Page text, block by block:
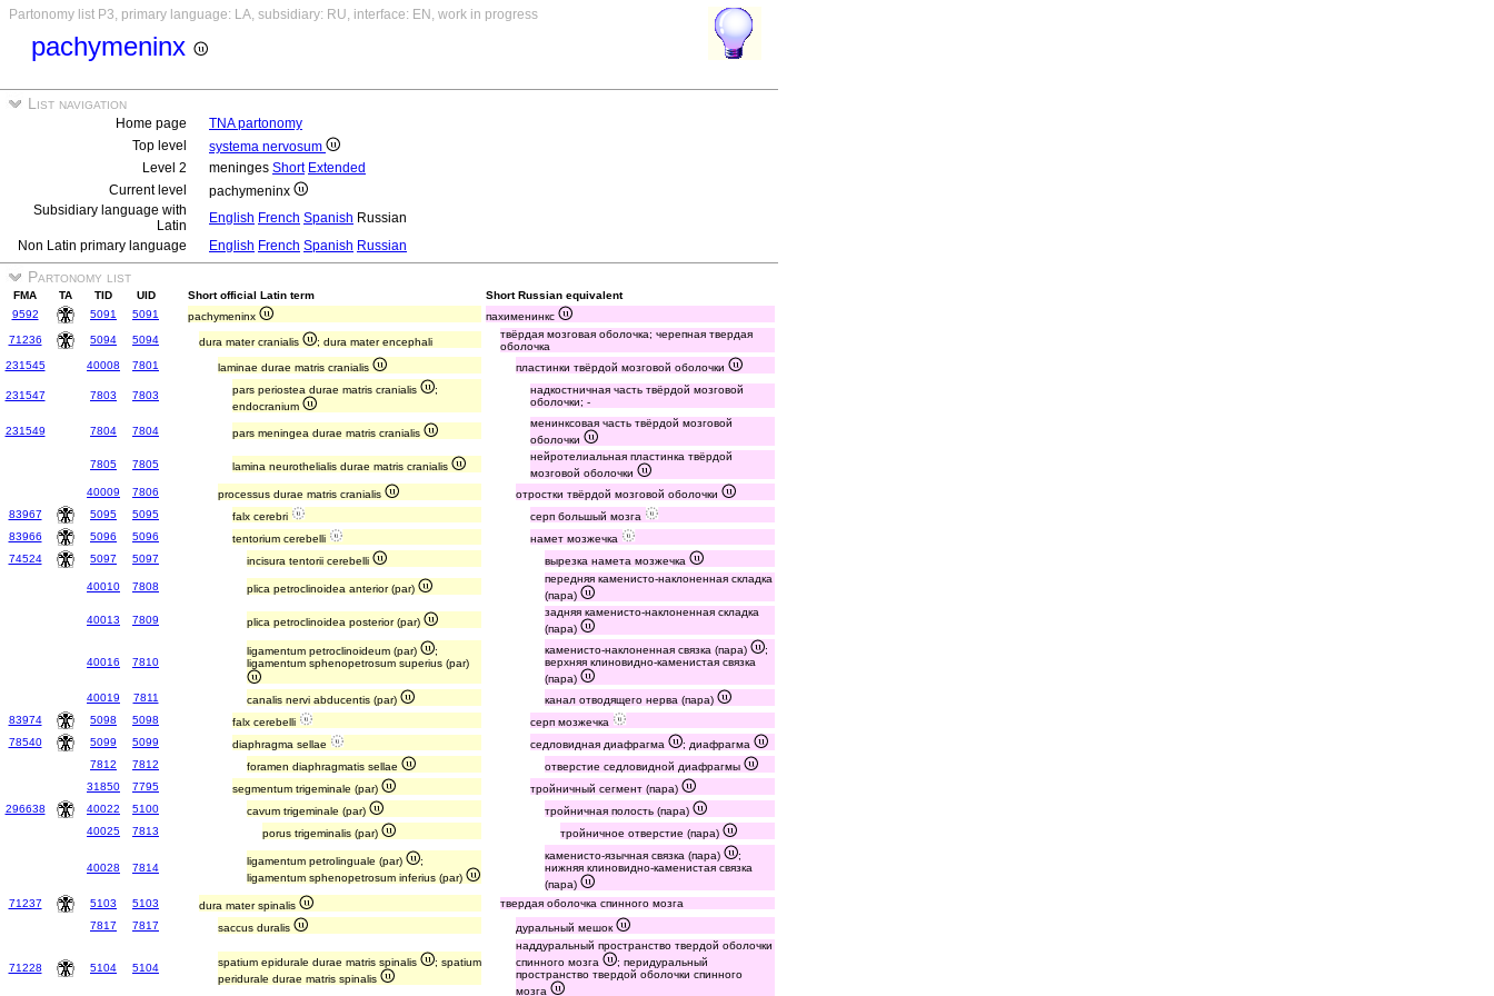
Partonomy list P3, primary language: LA, subsidiary: RU, interface: EN, work in progress
pachymeninx
List navigation
Home page
TNA partonomy
Top level
systema nervosum
Level 2
meninges Short Extended
Current level
pachymeninx
Subsidiary language with
Latin
English French Spanish Russian
Non Latin primary language
English French Spanish Russian
Partonomy list
FMA TA TID UID Short official Latin term
Short Russian equivalent
9592
5091 5091 pachymeninx
пахименинкс
71236
5094 5094 dura mater cranialis ; dura mater encephali
твёрдая мозговая оболочка; черепная твердая
оболочка
231545
40008 7801 laminae durae matris cranialis пластинки твёрдой мозговой оболочки
231547 7803 7803 pars periostea durae matris cranialis
;
endocranium
надкостничная часть твёрдой мозговой
оболочки; -
231549 7804 7804 pars meningea durae matris cranialis
менинксовая часть твёрдой мозговой
оболочки
7805
7805 lamina neurothelialis durae matris cranialis
нейротелиальная пластинка твёрдой
мозговой оболочки
40009
7806 processus durae matris cranialis
отростки твёрдой мозговой оболочки
83967
5095 5095 falx cerebri
серп большый мозга
83966
5096 5096 tentorium cerebelli
намет мозжечка
74524
5097 5097 incisura tentorii cerebelli вырезка намета мозжечка
40010 7808 plica petroclinoidea anterior (par)
передняя каменисто-наклоненная складка
(пара)
40013
7809 plica petroclinoidea posterior (par)
задняя каменисто-наклоненная складка
(пара)
40016 7810
ligamentum petroclinoideum (par)
;
ligamentum sphenopetrosum superius (par)
каменисто-наклоненная связка (пара)
;
верхняя клиновидно-каменистая связка
(пара)
40019
7811 canalis nervi abducentis (par)
канал отводящего нерва (пара)
83974
5098 5098 falx cerebelli
серп мозжечка
78540
5099 5099 diaphragma sellae седловидная диафрагма
; диафрагма
7812
7812 foramen diaphragmatis sellae
отверстие седловидной диафрагмы
31850
7795 segmentum trigeminale (par)
тройничный сегмент (пара)
296638
40022 5100 cavum trigeminale (par)
тройничная полость (пара)
40025
7813 porus trigeminalis (par) тройничное отверстие (пара)
40028 7814
ligamentum petrolinguale (par)
;
ligamentum sphenopetrosum inferius (par)
каменисто-язычная связка (пара)
;
нижняя клиновидно-каменистая связка
(пара)
71237
5103 5103 dura mater spinalis
твердая оболочка спинного мозга
7817
7817 saccus duralis дуральный мешок
71228 5104 5104 spatium epidurale durae matris spinalis
; spatium
peridurale durae matris spinalis
наддуральный пространство твердой оболочки
спинного мозга
; перидуральный
пространство твердой оболочки спинного
мозга